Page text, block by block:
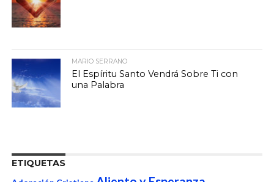
MARIO SERRANO
El Espíritu Santo Vendrá Sobre Ti con
una Palabra
ETIQUETAS